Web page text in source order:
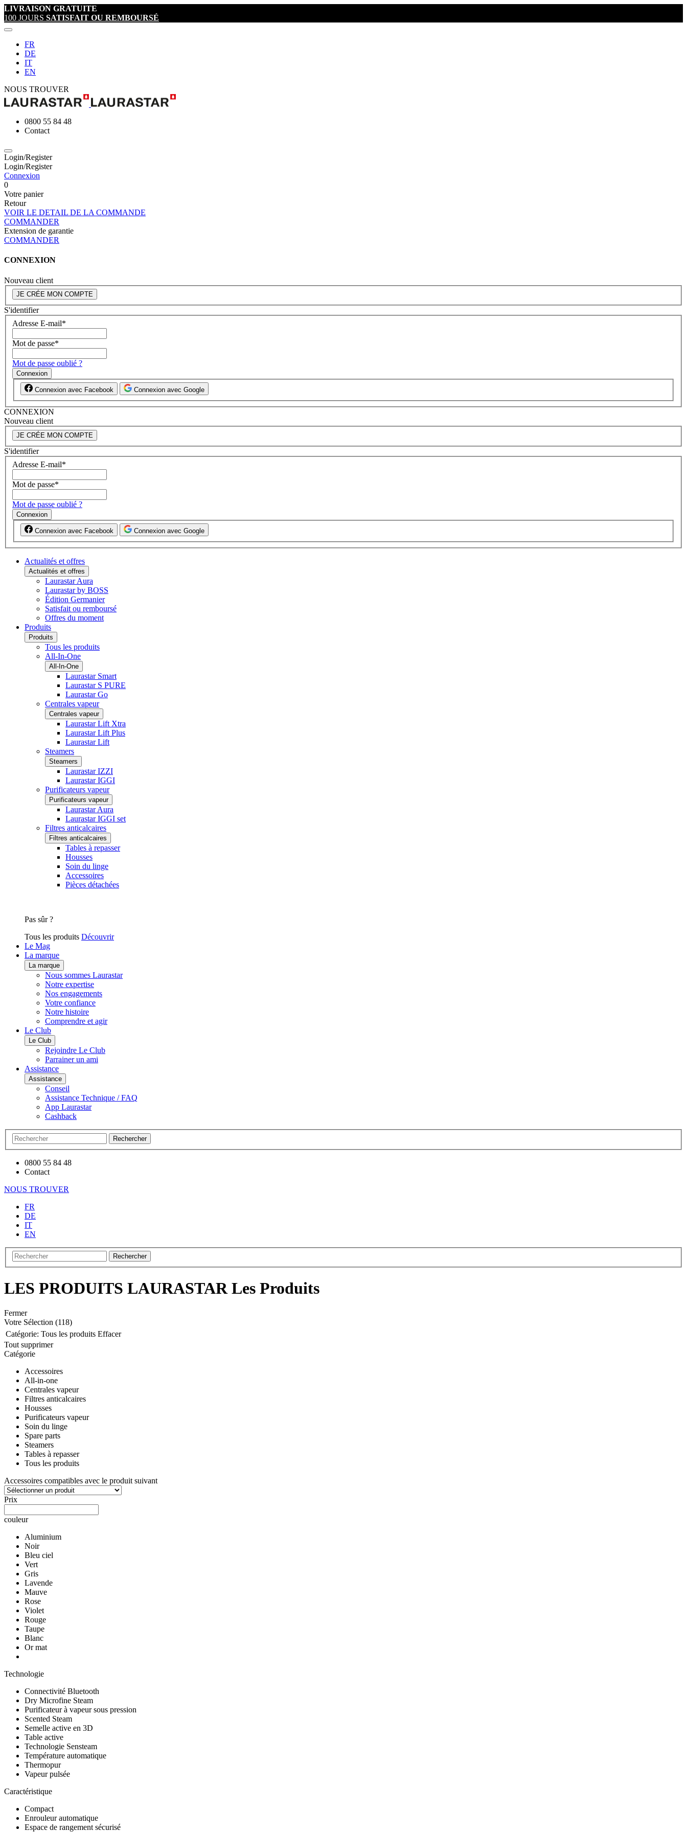
LIVRAISON GRATUITE
100 JOURS SATISFAIT OU REMBOURSÉ
FR
DE
IT
EN
NOUS TROUVER
0800 55 84 48
Contact
Login/Register
Login/Register
Connexion
0
Votre panier
Retour
VOIR LE DETAIL DE LA COMMANDE
COMMANDER
Extension de garantie
COMMANDER
CONNEXION
Nouveau client
JE CRÉE MON COMPTE
S'identifier
Adresse E-mail*
Mot de passe*
Mot de passe oublié ?
Connexion
Connexion avec Facebook Connexion avec Google
CONNEXION
Nouveau client
JE CRÉE MON COMPTE
S'identifier
Adresse E-mail*
Mot de passe*
Mot de passe oublié ?
Connexion
Connexion avec Facebook Connexion avec Google
Actualités et offres
Actualités et offres
Laurastar Aura
Laurastar by BOSS
Édition Germanier
Satisfait ou remboursé
Offres du moment
Produits
Produits
Tous les produits
All-In-One
All-In-One
Laurastar Smart
Laurastar S PURE
Laurastar Go
Centrales vapeur
Centrales vapeur
Laurastar Lift Xtra
Laurastar Lift Plus
Laurastar Lift
Steamers
Steamers
Laurastar IZZI
Laurastar IGGI
Purificateurs vapeur
Purificateurs vapeur
Laurastar Aura
Laurastar IGGI set
Filtres anticalcaires
Filtres anticalcaires
Tables à repasser
Housses
Soin du linge
Accessoires
Pièces détachées
Pas sûr ?
Tous les produits Découvrir
Le Mag
La marque
La marque
Nous sommes Laurastar
Notre expertise
Nos engagements
Votre confiance
Notre histoire
Comprendre et agir
Le Club
Le Club
Rejoindre Le Club
Parrainer un ami
Assistance
Assistance
Conseil
Assistance Technique / FAQ
App Laurastar
Cashback
Rechercher
0800 55 84 48
Contact
NOUS TROUVER
FR
DE
IT
EN
Rechercher
LES PRODUITS LAURASTAR Les Produits
Fermer
Votre Sélection (118)
Catégorie: Tous les produits Effacer
Tout supprimer
Catégorie
Accessoires
All-in-one
Centrales vapeur
Filtres anticalcaires
Housses
Purificateurs vapeur
Soin du linge
Spare parts
Steamers
Tables à repasser
Tous les produits
Accessoires compatibles avec le produit suivant
Prix
couleur
Aluminium
Noir
Bleu ciel
Vert
Gris
Lavende
Mauve
Rose
Violet
Rouge
Taupe
Blanc
Or mat
Technologie
Connectivité Bluetooth
Dry Microfine Steam
Purificateur à vapeur sous pression
Scented Steam
Semelle active en 3D
Table active
Technologie Sensteam
Température automatique
Thermopur
Vapeur pulsée
Caractéristique
Compact
Enrouleur automatique
Espace de rangement sécurisé